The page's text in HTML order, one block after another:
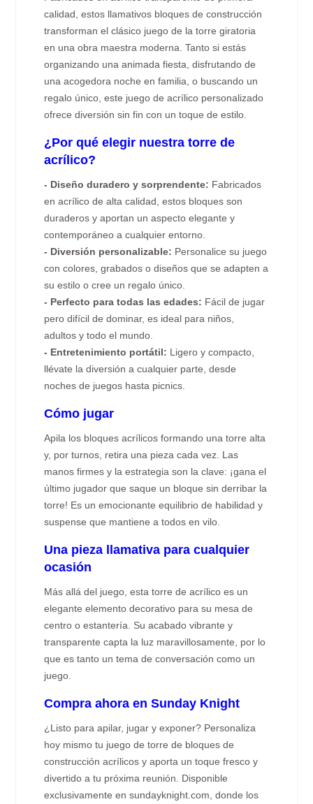
calidad, estos llamativos bloques de construcción
transforman el clásico juego de la torre giratoria
en una obra maestra moderna. Tanto si estás
organizando una animada fiesta, disfrutando de
una acogedora noche en familia, o buscando un
regalo único, este juego de acrílico personalizado
ofrece diversión sin fin con un toque de estilo.
¿Por qué elegir nuestra torre de
acrílico?
- Diseño duradero y sorprendente: Fabricados
en acrílico de alta calidad, estos bloques son
duraderos y aportan un aspecto elegante y
contemporáneo a cualquier entorno.
- Diversión personalizable: Personalice su juego
con colores, grabados o diseños que se adapten a
su estilo o cree un regalo único.
- Perfecto para todas las edades: Fácil de jugar
pero difícil de dominar, es ideal para niños,
adultos y todo el mundo.
- Entretenimiento portátil: Ligero y compacto,
llévate la diversión a cualquier parte, desde
noches de juegos hasta picnics.
Cómo jugar
Apila los bloques acrílicos formando una torre alta
y, por turnos, retira una pieza cada vez. Las
manos firmes y la estrategia son la clave: ¡gana el
último jugador que saque un bloque sin derribar la
torre! Es un emocionante equilibrio de habilidad y
suspense que mantiene a todos en vilo.
Una pieza llamativa para cualquier
ocasión
Más allá del juego, esta torre de acrílico es un
elegante elemento decorativo para su mesa de
centro o estantería. Su acabado vibrante y
transparente capta la luz maravillosamente, por lo
que es tanto un tema de conversación como un
juego.
Compra ahora en Sunday Knight
¿Listo para apilar, jugar y exponer? Personaliza
hoy mismo tu juego de torre de bloques de
construcción acrílicos y aporta un toque fresco y
divertido a tu próxima reunión. Disponible
exclusivamente en sundayknight.com, donde los